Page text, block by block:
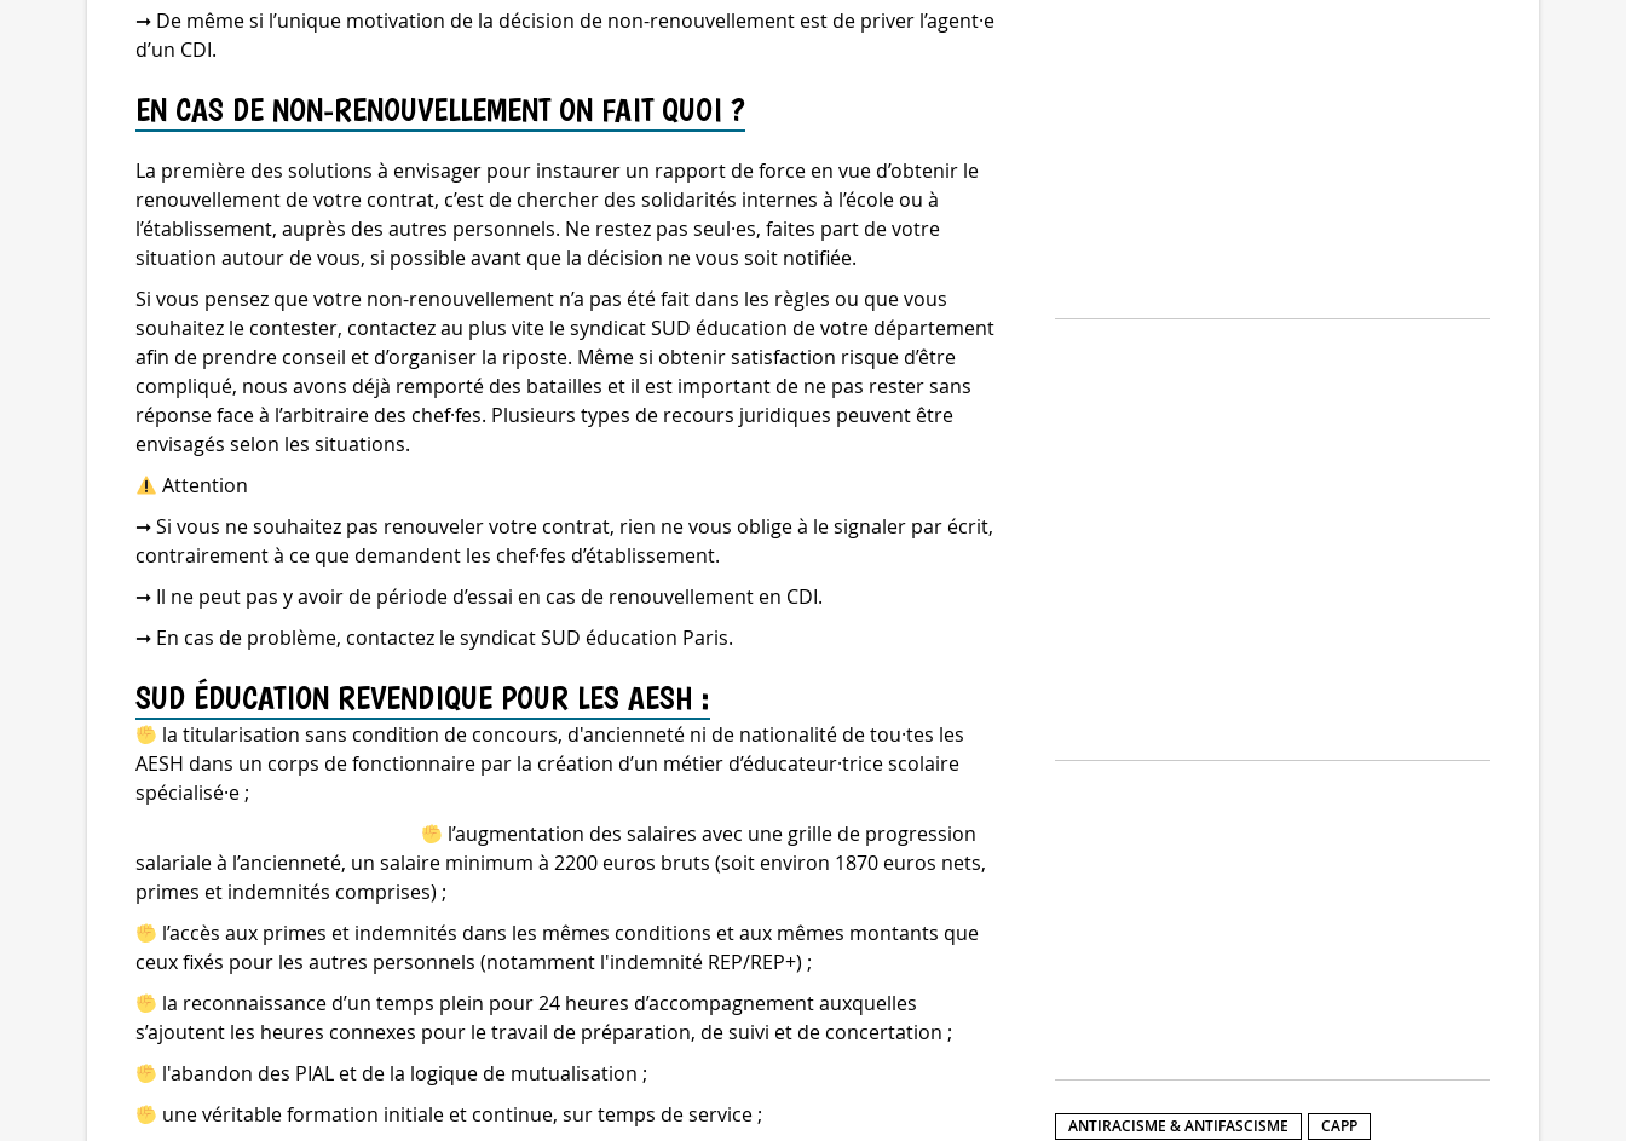
➞ De même si l’unique motivation de la décision de non-renouvellement est de priver l’agent·e
d’un CDI.
EN CAS DE NON-RENOUVELLEMENT ON FAIT QUOI ?
La première des solutions à envisager pour instaurer un rapport de force en vue d’obtenir le
renouvellement de votre contrat, c’est de chercher des solidarités internes à l’école ou à
l’établissement, auprès des autres personnels. Ne restez pas seul·es, faites part de votre
situation autour de vous, si possible avant que la décision ne vous soit notifiée.
Si vous pensez que votre non-renouvellement n’a pas été fait dans les règles ou que vous
souhaitez le contester, contactez au plus vite le syndicat SUD éducation de votre département
afin de prendre conseil et d’organiser la riposte. Même si obtenir satisfaction risque d’être
compliqué, nous avons déjà remporté des batailles et il est important de ne pas rester sans
réponse face à l’arbitraire des chef·fes. Plusieurs types de recours juridiques peuvent être
envisagés selon les situations.
Attention
➞ Si vous ne souhaitez pas renouveler votre contrat, rien ne vous oblige à le signaler par écrit,
contrairement à ce que demandent les chef·fes d’établissement.
➞ Il ne peut pas y avoir de période d’essai en cas de renouvellement en CDI.
➞ En cas de problème, contactez le syndicat SUD éducation Paris.
SUD ÉDUCATION REVENDIQUE POUR LES AESH :
la titularisation sans condition de concours, d'ancienneté ni de nationalité de tou·tes les
AESH dans un corps de fonctionnaire par la création d’un métier d’éducateur·trice scolaire
spécialisé·e ;
l’augmentation des salaires avec une grille de progression
salariale à l’ancienneté, un salaire minimum à 2200 euros bruts (soit environ 1870 euros nets,
primes et indemnités comprises) ;
l’accès aux primes et indemnités dans les mêmes conditions et aux mêmes montants que
ceux fixés pour les autres personnels (notamment l'indemnité REP/REP+) ;
la reconnaissance d’un temps plein pour 24 heures d’accompagnement auxquelles
s’ajoutent les heures connexes pour le travail de préparation, de suivi et de concertation ;
l'abandon des PIAL et de la logique de mutualisation ;
une véritable formation initiale et continue, sur temps de service ;
ANTIRACISME & ANTIFASCISME
CAPP